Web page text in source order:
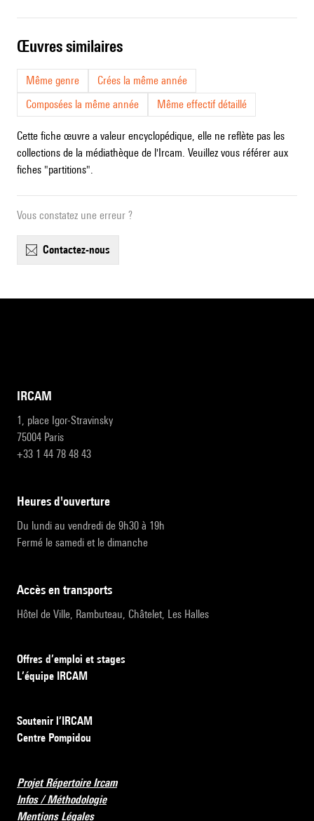
œuvres similaires
Même genre
Crées la même année
Composées la même année
Même effectif détaillé
Cette fiche œuvre a valeur encyclopédique, elle ne reflète pas les
collections de la médiathèque de l'Ircam. Veuillez vous référer aux
fiches "partitions".
Vous constatez une erreur ?
contactez-nous
IRCAM
1, place Igor-Stravinsky
75004 Paris
+33 1 44 78 48 43
heures d'ouverture
Du lundi au vendredi de 9h30 à 19h
Fermé le samedi et le dimanche
accès en transports
Hôtel de Ville, Rambuteau, Châtelet, Les Halles
Offres d’emploi et stages
L’équipe IRCAM
Soutenir l’IRCAM
Centre Pompidou
Projet Répertoire Ircam
Infos / Méthodologie
Mentions Légales